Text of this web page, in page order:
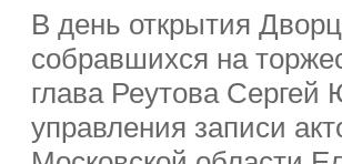
В день открытия
собравшихся на
глава Реутова Сергей
управления записи